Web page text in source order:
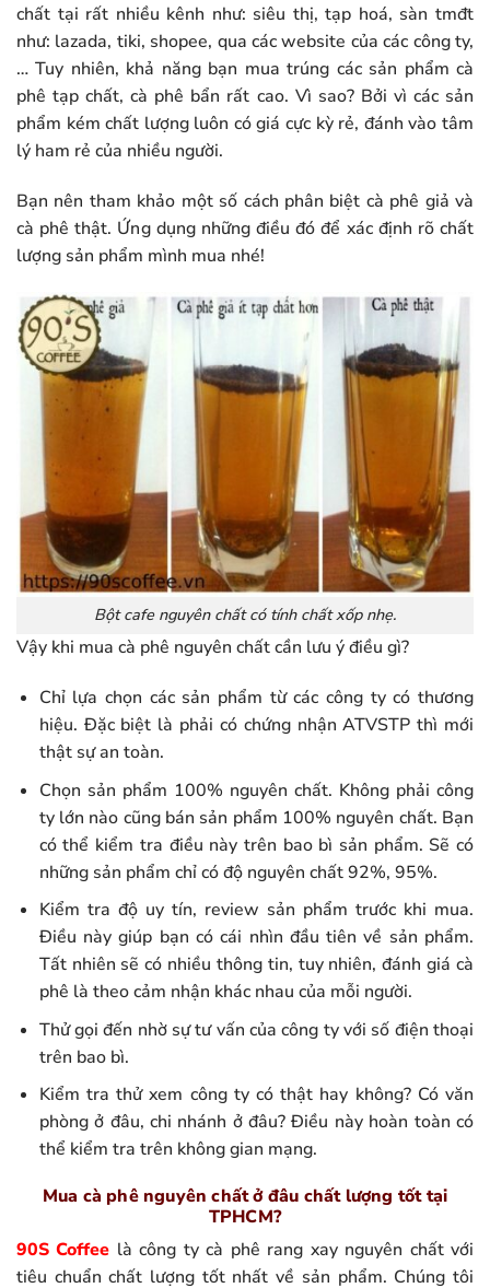
chất tại rất nhiều kênh như: siêu thị, tạp hoá, sàn tmđt
như: lazada, tiki, shopee, qua các website của các công ty,
… Tuy nhiên, khả năng bạn mua trúng các sản phẩm cà
phê tạp chất, cà phê bẩn rất cao. Vì sao? Bởi vì các sản
phẩm kém chất lượng luôn có giá cực kỳ rẻ, đánh vào tâm
lý ham rẻ của nhiều người.
Bạn nên tham khảo một số cách phân biệt cà phê giả và
cà phê thật. Ứng dụng những điều đó để xác định rõ chất
lượng sản phẩm mình mua nhé!
Bột cafe nguyên chất có tính chất xốp nhẹ.
Vậy khi mua cà phê nguyên chất cần lưu ý điều gì?
Chỉ lựa chọn các sản phẩm từ các công ty có thương
hiệu. Đặc biệt là phải có chứng nhận ATVSTP thì mới
thật sự an toàn.
Chọn sản phẩm 100% nguyên chất. Không phải công
ty lớn nào cũng bán sản phẩm 100% nguyên chất. Bạn
có thể kiểm tra điều này trên bao bì sản phẩm. Sẽ có
những sản phẩm chỉ có độ nguyên chất 92%, 95%.
Kiểm tra độ uy tín, review sản phẩm trước khi mua.
Điều này giúp bạn có cái nhìn đầu tiên về sản phẩm.
Tất nhiên sẽ có nhiều thông tin, tuy nhiên, đánh giá cà
phê là theo cảm nhận khác nhau của mỗi người.
Thử gọi đến nhờ sự tư vấn của công ty với số điện thoại
trên bao bì.
Kiểm tra thử xem công ty có thật hay không? Có văn
phòng ở đâu, chi nhánh ở đâu? Điều này hoàn toàn có
thể kiểm tra trên không gian mạng.
Mua cà phê nguyên chất ở đâu chất lượng tốt tại
TPHCM?
90S Coffee là công ty cà phê rang xay nguyên chất với
tiêu chuẩn chất lượng tốt nhất về sản phẩm. Chúng tôi